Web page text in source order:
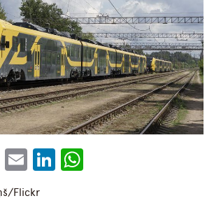
Telegram
EmailLinkedIn
Flickr